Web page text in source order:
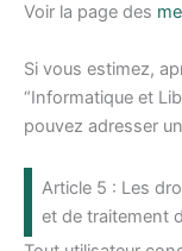
Voir la page des
Si vous estimez,
“Informatique et
pouvez adresser
Article 5 : Les
et de traitement